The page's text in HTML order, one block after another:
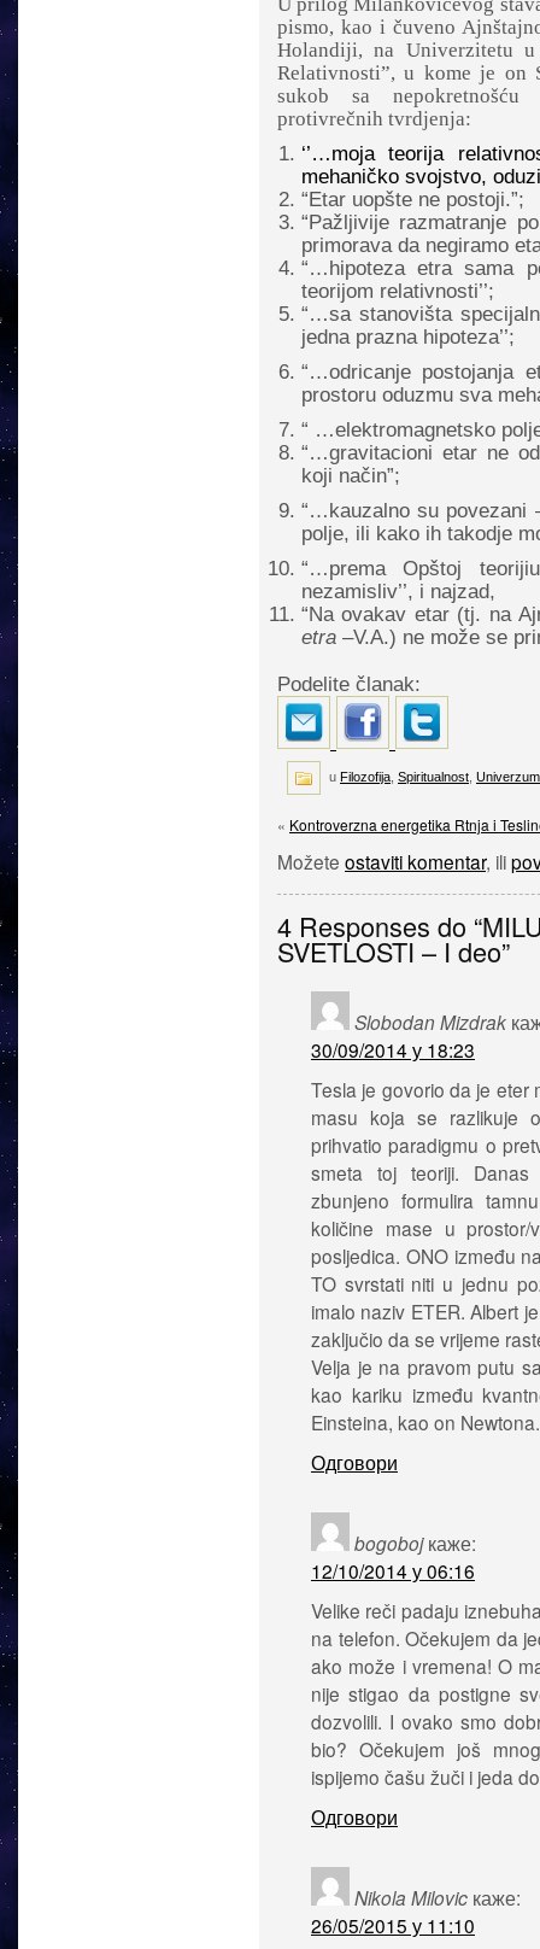
pismo, kao i čuveno
Holandiji, na Univerzitetu
Relativnosti”, u kome je on
sukob sa nepokretnošću
protivrečnih tvrdjenja:
‘’…moja teorija
mehaničko svojstvo,
“Etar uopšte ne postoji.”;
“Pažljivije razmatranje
primorava da negiramo
“…hipoteza etra sama
teorijom relativnosti’’;
“…sa stanovišta
jedna prazna hipoteza’’;
“…odricanje postojanja
prostoru oduzmu sva
“ …elektromagnetsko
“…gravitacioni etar ne
koji način”;
“…kauzalno su povezani
polje, ili kako ih takodje
“…prema Opštoj
nezamisliv’’, i najzad,
“Na ovakav etar (tj. na
etra–V.A.) ne može se
Podelite članak:
u Filozofija Spiritualnost Univerzum
« Kontroverzna energetika Rtnja i
Možete ostaviti komentar, ili
4 Responses do
SVETLOSTI – I deo”
Slobodan Mizdrak
30/09/2014 у 18:23
Tesla je govorio da je eter
masu koja se razlikuje
prihvatio paradigmu o
smeta toj teoriji.
zbunjeno formulira
količine mase u
posljedica. ONO između
TO svrstati niti u jednu
imalo naziv ETER. Albert
zaključio da se vrijeme
Velja je na pravom putu
kao kariku između
Einsteina, kao on Newtona.
Одговори
bogoboj каже:
12/10/2014 у 06:16
Velike reči padaju
na telefon. Očekujem da
ako može i vremena! O
nije stigao da postigne
dozvolili. I ovako smo
bio? Očekujem još
ispijemo čašu žuči i jeda
Одговори
Nikola Milovic каже:
26/05/2015 у 11:10